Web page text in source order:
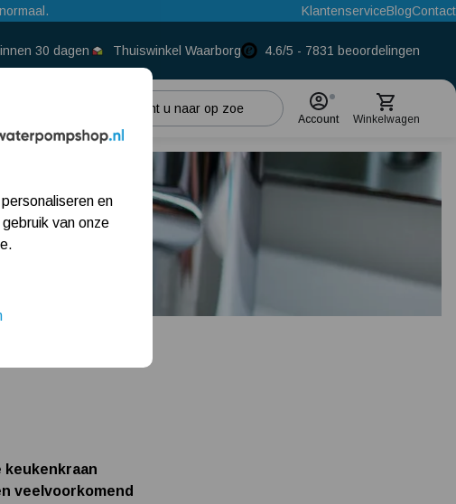
KlantenserviceBlogContact
30 dagen Thuiswinkel Waarborg 4.6/5 - 7831 beoordelingen
Populaire categorieën
Beregeningspomp
Hydrofoorpomp
Meest gelezen blogs
Kelder / kruipruimte ondergelopen, wat nu?
Account Winkelwagen
keukenkraan
veelvoorkomend
en
van onze